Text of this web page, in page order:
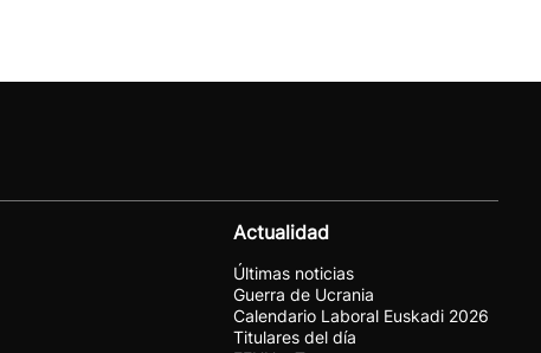
Actualidad
Últimas noticias
Guerra de Ucrania
Calendario Laboral Euskadi 2026
Titulares del día